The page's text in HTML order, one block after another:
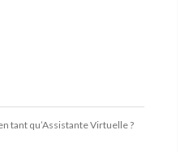
tant qu’Assistante Virtuelle ?